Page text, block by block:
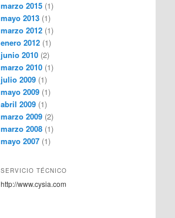
marzo 2015 (1)
mayo 2013 (1)
marzo 2012 (1)
enero 2012 (1)
junio 2010 (2)
marzo 2010 (1)
julio 2009 (1)
mayo 2009 (1)
abril 2009 (1)
marzo 2009 (2)
marzo 2008 (1)
mayo 2007 (1)
SERVICIO TÉCNICO
http://www.cysia.com